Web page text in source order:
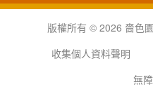
版權所有 © 2026 嗇色
收集個人資料聲明
無